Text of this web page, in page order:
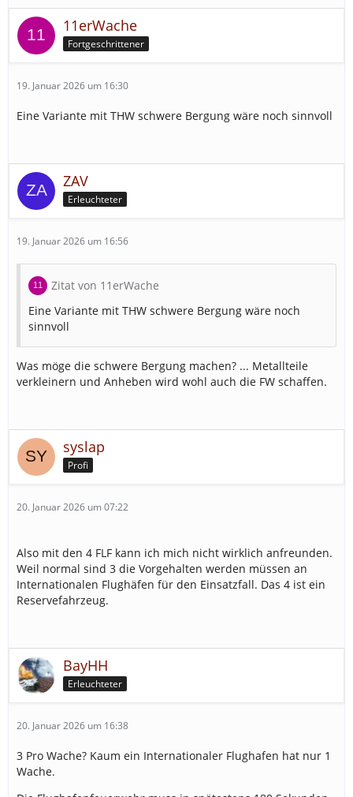
0 - 30 Patienten (Fachrichtung: Allgemeine
Chirurgie, Unfallchirurgie)
NEF Wahrscheinlichkeit: 15%
11erWache
Fortgeschrittener
19. Januar 2026 um 16:30
Eine Variante mit THW schwere Bergung wäre noch sinnvoll
ZAV
Erleuchteter
19. Januar 2026 um 16:56
Zitat von 11erWache
Eine Variante mit THW schwere Bergung wäre noch
sinnvoll
Was möge die schwere Bergung machen? ... Metallteile
verkleinern und Anheben wird wohl auch die FW schaffen.
syslap
Profi
20. Januar 2026 um 07:22
Also mit den 4 FLF kann ich mich nicht wirklich anfreunden.
Weil normal sind 3 die Vorgehalten werden müssen an
Internationalen Flughäfen für den Einsatzfall. Das 4 ist ein
Reservefahrzeug.
BayHH
Erleuchteter
20. Januar 2026 um 16:38
3 Pro Wache? Kaum ein Internationaler Flughafen hat nur 1
Wache.